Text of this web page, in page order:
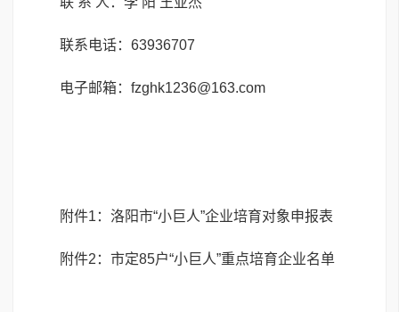
联系电话：63936707
电子邮箱：fzghk1236@163.com
附件1：洛阳市“小巨人”企业培育对象申报表
附件2：市定85户“小巨人”重点培育企业名单